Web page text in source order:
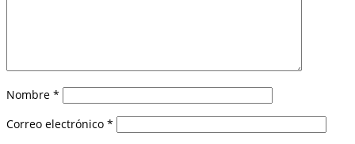
Nombre *
Correo electrónico *